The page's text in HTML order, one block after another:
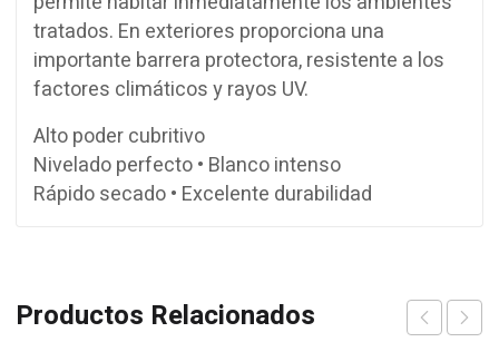
tratados. En exteriores proporciona una
importante barrera protectora, resistente a los
factores climáticos y rayos UV.
Alto poder cubritivo
Nivelado perfecto • Blanco intenso
Rápido secado • Excelente durabilidad
Productos Relacionados